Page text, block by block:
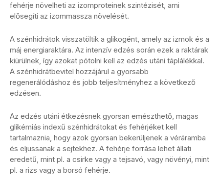
fehérje növelheti az izomproteinek szintézisét, ami
elősegíti az izommassza növelését.
A szénhidrátok visszatöltik a glikogént, amely az izmok és a
máj energiaraktára. Az intenzív edzés során ezek a raktárak
kiürülnek, így azokat pótolni kell az edzés utáni táplálékkal.
A szénhidrátbevitel hozzájárul a gyorsabb
regenerálódáshoz és jobb teljesítményhez a következő
edzésen.
Az edzés utáni étkezésnek gyorsan emészthető, magas
glikémiás indexű szénhidrátokat és fehérjéket kell
tartalmaznia, hogy azok gyorsan bekerüljenek a véráramba
és eljussanak a sejtekhez. A fehérje forrása lehet állati
eredetű, mint pl. a csirke vagy a tejsavó, vagy növényi, mint
pl. a rizs vagy a borsó fehérje.